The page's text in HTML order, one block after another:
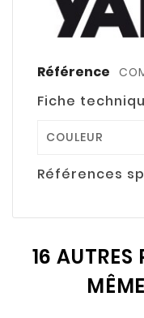
Référence
Fiche
COULEUR
Références
16